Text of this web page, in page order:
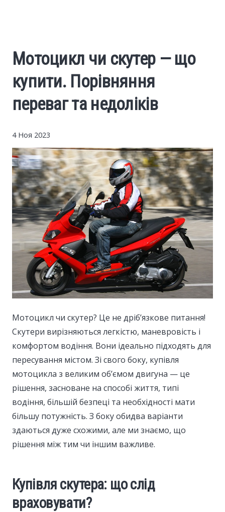
Finance
Investments
Politics
Sport
Style
Мотоцикл чи скутер — що
купити. Порівняння
переваг та недоліків
4 Ноя 2023
Мотоцикл чи скутер? Це не дріб’язкове питання!
Скутери вирізняються легкістю, маневровість і
комфортом водіння. Вони ідеально підходять для
пересування містом. Зі свого боку, купівля
мотоцикла з великим об’ємом двигуна — це
рішення, засноване на способі життя, типі
водіння, більшій безпеці та необхідності мати
більшу потужність. З боку обидва варіанти
здаються дуже схожими, але ми знаємо, що
рішення між тим чи іншим важливе.
Купівля скутера: що слід
враховувати?